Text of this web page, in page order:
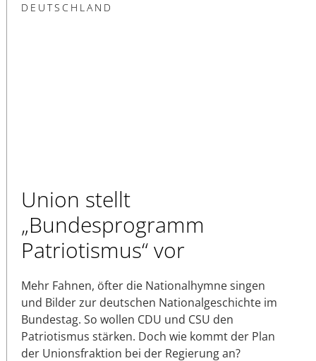
DEUTSCHLAND
Union stellt
„Bundesprogramm
Patriotismus“ vor
Mehr Fahnen, öfter die Nationalhymne singen
und Bilder zur deutschen Nationalgeschichte im
Bundestag. So wollen CDU und CSU den
Patriotismus stärken. Doch wie kommt der Plan
der Unionsfraktion bei der Regierung an?